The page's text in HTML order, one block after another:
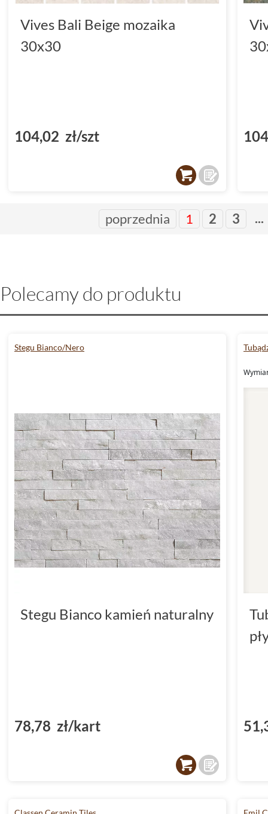
Vives Bali Beige mozaika
30x30
104,02 zł/szt
poprzednia 1 2 3 ...
Polecamy do produktu
Stegu Bianco/Nero
Stegu Bianco kamień naturalny
78,78 zł/kart